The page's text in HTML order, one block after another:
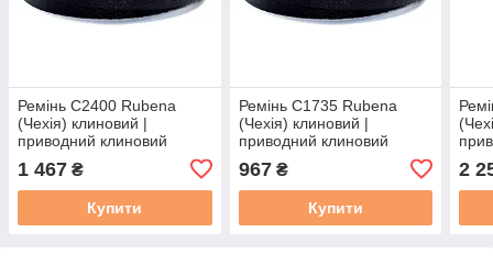
Ремінь C2400 Rubena
(Чехія) клиновий |
приводний клиновий
2400 | С(В)-2400
1 467 ₴
Купити
Ремінь C1735 Rubena
(Чехія) клиновий |
приводний клиновий
1735 | С(В)-1735
967₴
Купити
2